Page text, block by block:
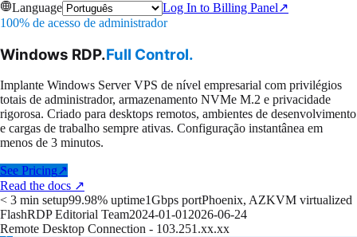
Language
Log In to Billing Panel↗
100% de acesso de administrador
Windows RDP.Full Control.
Implante Windows Server VPS de nível empresarial com privilégios
totais de administrador, armazenamento NVMe M.2 e privacidade
rigorosa. Criado para desktops remotos, ambientes de desenvolvimento
e cargas de trabalho sempre ativas. Configuração instantânea em
menos de 3 minutos.
See Pricing↗
Read the docs ↗
< 3 min setup99.98% uptime1Gbps portPhoenix, AZKVM virtualized
FlashRDP Editorial Team2024-01-012026-06-24
Remote Desktop Connection - 103.251.xx.xx